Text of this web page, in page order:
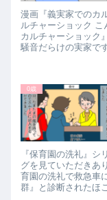
漫画『義実家でのカ
ルチャーショック
カルチャーショック
騒音だらけの実家で
0歳
『保育園の洗礼』
グを見ていただきあ
育園の洗礼で救急車
群』と診断されたほ